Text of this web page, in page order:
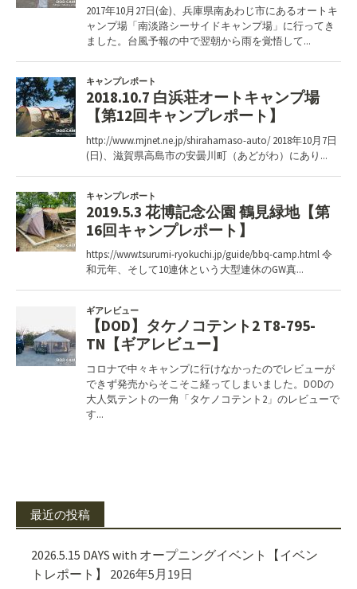
最近の投稿
2026.5.15 DAYS with オープニングイベント【イベン
トレポート】
2026年5月19日